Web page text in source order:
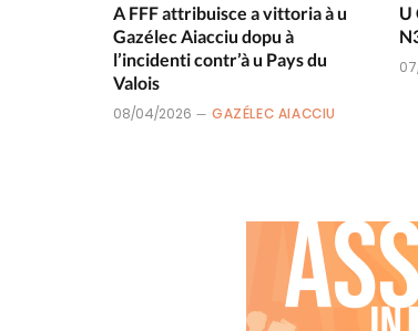
A FFF attribuisce a vittoria à u
Gazélec Aiacciu dopu à
l’incidenti contr’à u Pays du
Valois
08/04/2026 GAZÉLEC AIACCIU
U